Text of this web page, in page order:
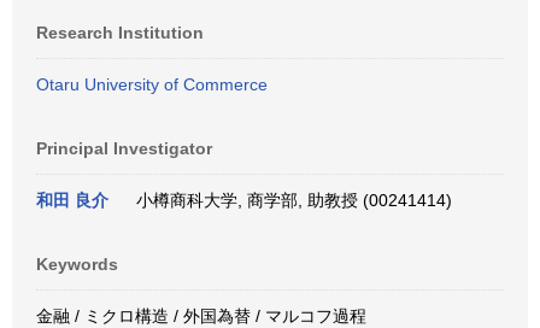
Research Institution
Otaru University of Commerce
Principal Investigator
和田 良介 小樽商科大学, 商学部, 助教授 (00241414)
Keywords
金融 / ミクロ構造 / 外国為替 / マルコフ過程